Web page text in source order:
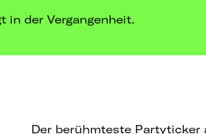
in der Vergangenheit.
Der berühmteste Partyticker